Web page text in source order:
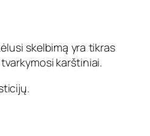
skelbimą yra tikras
karštiniai.